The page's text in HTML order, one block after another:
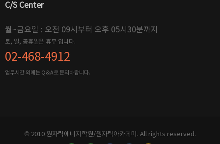
C/S Center
월~금요일 : 오전 09시부터 오후 05시30분까지
토, 일, 공휴일은 휴무 입니다.
02-468-4912
업무시간 외에는 Q&A로 문의바랍니다.
© 2010 원자력에너지학원/원자력아카데미. All rights reserved.